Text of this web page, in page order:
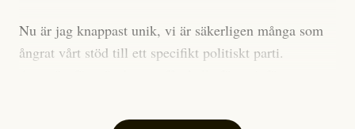
anses vara anledningar att titta närmare på personen,
men ingenting av detta är tillräckligt för att hänga ut
inom palestinarörelsen.
Nu är jag knappast unik, vi är säkerligen många som
ångrat vårt stöd till ett specifikt politiskt parti.